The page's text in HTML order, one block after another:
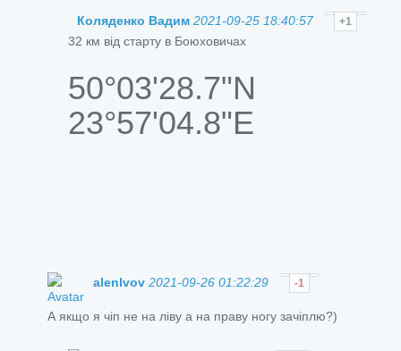
Коляденко Вадим 2021-09-25 18:40:57 +1
32 км від старту в Боюховичах
50°03'28.7"N
23°57'04.8"E
alenlvov 2021-09-26 01:22:29 -1
А якщо я чіп не на ліву а на праву ногу зачіплю?)